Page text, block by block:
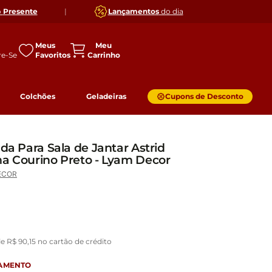
Presente | Lançamentosdo dia
Meus
Favoritos
Colchões Geladeiras Cupons de Desconto
Para Sala de Jantar Astrid
Courino Preto - Lyam Decor
R$ 90 15 no cartão de crédito